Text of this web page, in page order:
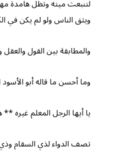
لتنبعث ميته وتظل هامدة
ويثق الناس ولو لم يكن في
والمطابقة بين القول
وما أحسن ما قاله أبو
يا أيها الرجل المعلم غيره
تصف الدواء لذي السقام